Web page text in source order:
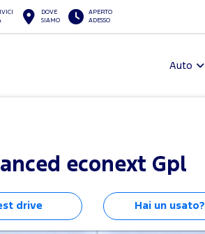
DOVE
SIAMO
APERTO
ADESSO
Auto
econext Gpl
drive Hai un usato?